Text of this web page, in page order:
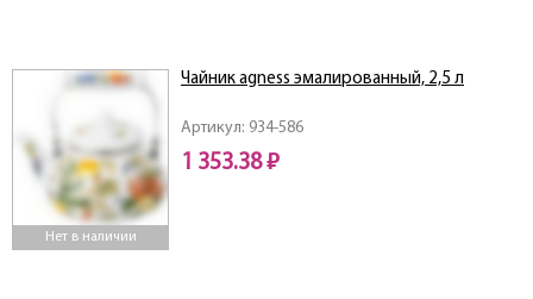
Нет в наличии
Артикул: 934-586
Чайник agness эмалированный, 2,5 л
1 353.38 ₽